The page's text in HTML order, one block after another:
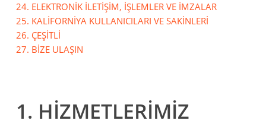
24. ELEKTRONİK İLETİŞİM, İŞLEMLER VE İMZALAR
25. KALİFORNİYA KULLANICILARI VE SAKİNLERİ
26. ÇEŞİTLİ
27. BİZE ULAŞIN
1. HİZMETLERİMİZ